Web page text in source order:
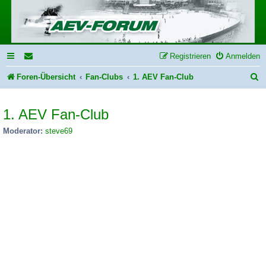
Anmelden
Registrieren
Foren-Übersicht Fan-Clubs 1. AEV Fan-Club
1. AEV Fan-Club
Moderator: steve69